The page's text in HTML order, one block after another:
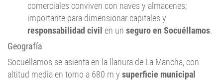
comerciales conviven con naves y almacenes;
importante para dimensionar capitales y
responsabilidad civil en un seguro en Socuéllamos.
Geografía
Socuéllamos se asienta en la llanura de La Mancha, con
altitud media en torno a 680 m y superficie municipal